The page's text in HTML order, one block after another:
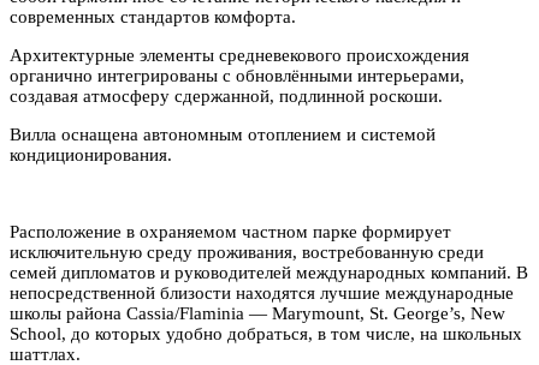
современных стандартов комфорта.
Архитектурные элементы средневекового происхождения
органично интегрированы с обновлёнными интерьерами,
создавая атмосферу сдержанной, подлинной роскоши.
Вилла оснащена автономным отоплением и системой
кондиционирования.
Расположение в охраняемом частном парке формирует
исключительную среду проживания, востребованную среди
семей дипломатов и руководителей международных компаний. В
непосредственной близости находятся лучшие международные
школы района Cassia/Flaminia — Marymount, St. George’s, New
School, до которых удобно добраться, в том числе, на школьных
шаттлах.